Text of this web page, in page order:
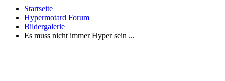
Startseite
Hypermotard Forum
Bildergalerie
Es muss nicht immer Hyper sein ...